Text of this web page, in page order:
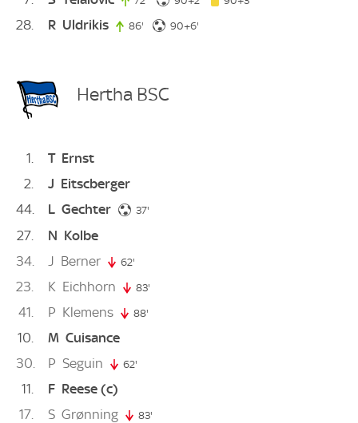
28 R Uldrikis 86' 86. minute
90+6'
Hertha BSC
1 T Ernst
2
J Eitscberger
44
L Gechter 37'
27 N Kolbe
34
J Berner 62'
23 K Eichhorn 83'
41 P Klemens 88'
10 M Cuisance
30
P Seguin 62'
11 F Reese (c)
17
S Grønning 83'